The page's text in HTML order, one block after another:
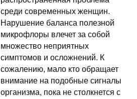
среди современных женщин.
Нарушение баланса полезной
микрофлоры влечет за собой
множество неприятных
симптомов и осложнений. К
сожалению, мало кто обращает
внимание на подобные сигналы
организма, пока не столкнется с